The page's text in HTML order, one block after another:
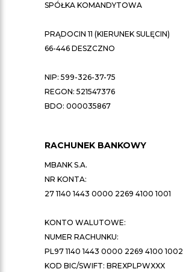
SPÓŁKA KOMANDYTOWA
PRĄDOCIN 11 (KIERUNEK SULĘCIN)
66-446 DESZCZNO
NIP: 599-326-37-75
REGON: 521547376
BDO: 000035867
RACHUNEK BANKOWY
MBANK S.A.
NR KONTA:
27 1140 1443 0000 2269 4100 1001
KONTO WALUTOWE:
NUMER RACHUNKU:
PL97 1140 1443 0000 2269 4100 1002
KOD BIC/SWIFT: BREXPLPWXXX